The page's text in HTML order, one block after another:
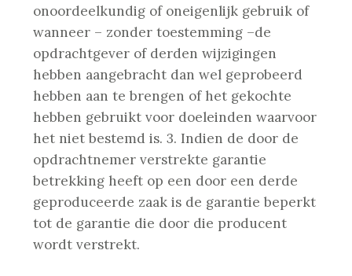
onoordeelkundig of oneigenlijk gebruik of
wanneer – zonder toestemming –de
opdrachtgever of derden wijzigingen
hebben aangebracht dan wel geprobeerd
hebben aan te brengen of het gekochte
hebben gebruikt voor doeleinden waarvoor
het niet bestemd is. 3. Indien de door de
opdrachtnemer verstrekte garantie
betrekking heeft op een door een derde
geproduceerde zaak is de garantie beperkt
tot de garantie die door die producent
wordt verstrekt.